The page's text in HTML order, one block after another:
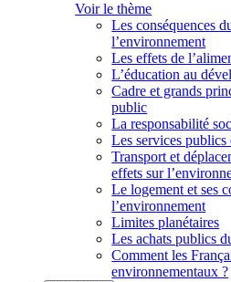
Voir le thème
Les conséquences
l’environnement
Les effets de
L’éducation au
Cadre et grands
public
La responsabilité
Les services publics
Transport et
effets sur
Le logement et ses
l’environnement
Limites planétaires
Les achats publics
Comment les
environnementaux ?